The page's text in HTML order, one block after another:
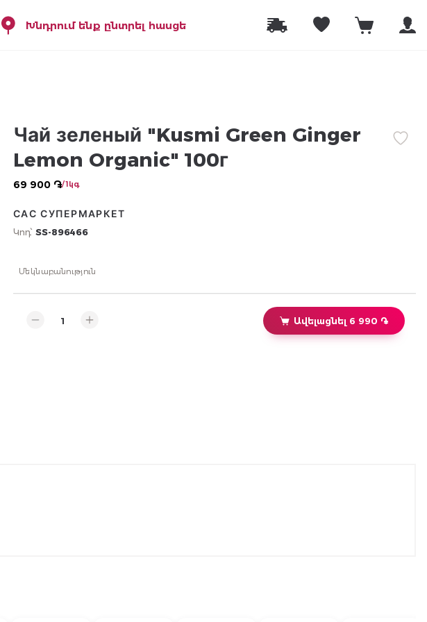
Խնդրում ենք ընտրել հասցե
Чай зеленый "Kusmi Green Ginger
Lemon Organic" 100г
69 900 ֏/ 1կգ
САС СУПЕРМАРКЕТ
Կոդ՝ SS-896466
Մեկնաբանություն
Ավելացնել 6 990 ֏